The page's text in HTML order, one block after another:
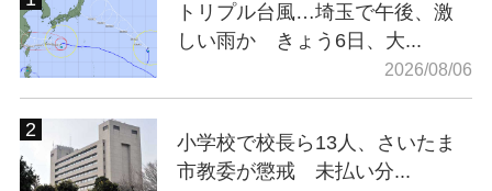
トリプル台風…埼玉で午後、激
しい雨か きょう6日、大...
2026/08/06
小学校で校長ら13人、さいたま
市教委が懲戒 未払い分...